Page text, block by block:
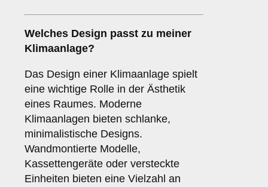
Welches Design passt zu meiner
Klimaanlage?
Das Design einer Klimaanlage spielt
eine wichtige Rolle in der Ästhetik
eines Raumes. Moderne
Klimaanlagen bieten schlanke,
minimalistische Designs.
Wandmontierte Modelle,
Kassettengeräte oder versteckte
Einheiten bieten eine Vielzahl an